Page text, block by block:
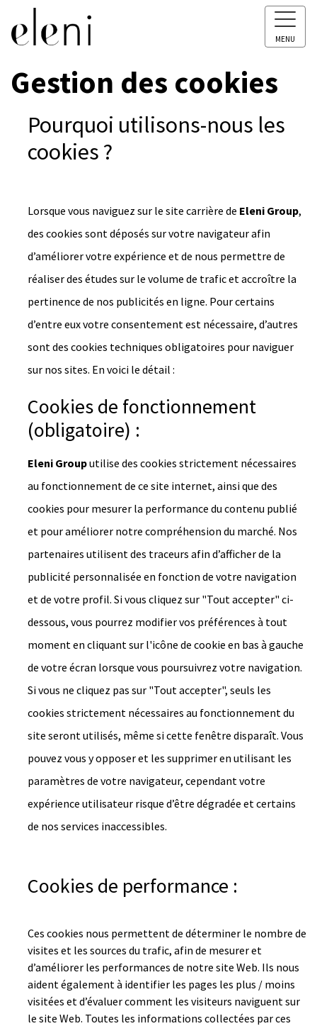
MENU
Gestion des cookies
Pourquoi utilisons-nous les
cookies ?
Lorsque vous naviguez sur le site carrière de Eleni Group,
des cookies sont déposés sur votre navigateur afin
d’améliorer votre expérience et de nous permettre de
réaliser des études sur le volume de trafic et accroître la
pertinence de nos publicités en ligne. Pour certains
d’entre eux votre consentement est nécessaire, d’autres
sont des cookies techniques obligatoires pour naviguer
sur nos sites. En voici le détail :
Cookies de fonctionnement
(obligatoire) :
Eleni Grouputilise des cookies strictement nécessaires
au fonctionnement de ce site internet, ainsi que des
cookies pour mesurer la performance du contenu publié
et pour améliorer notre compréhension du marché. Nos
partenaires utilisent des traceurs afin d’afficher de la
publicité personnalisée en fonction de votre navigation
et de votre profil. Si vous cliquez sur "Tout accepter" ci-
dessous, vous pourrez modifier vos préférences à tout
moment en cliquant sur l'icône de cookie en bas à gauche
de votre écran lorsque vous poursuivrez votre navigation.
Si vous ne cliquez pas sur "Tout accepter", seuls les
cookies strictement nécessaires au fonctionnement du
site seront utilisés, même si cette fenêtre disparaît. Vous
pouvez vous y opposer et les supprimer en utilisant les
paramètres de votre navigateur, cependant votre
expérience utilisateur risque d’être dégradée et certains
de nos services inaccessibles.
Cookies de performance :
Ces cookies nous permettent de déterminer le nombre de
visites et les sources du trafic, afin de mesurer et
d’améliorer les performances de notre site Web. Ils nous
aident également à identifier les pages les plus / moins
visitées et d’évaluer comment les visiteurs naviguent sur
le site Web. Toutes les informations collectées par ces